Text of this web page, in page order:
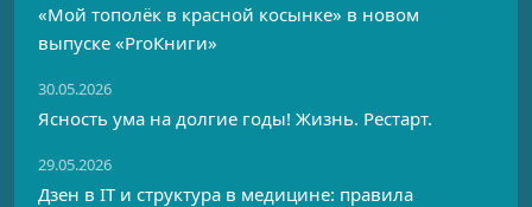
«Мой тополёк в красной косынке» в новом
выпуске «ProКниги»
30.05.2026
Ясность ума на долгие годы! Жизнь. Рестарт.
29.05.2026
Дзен в IT и структура в медицине: правила